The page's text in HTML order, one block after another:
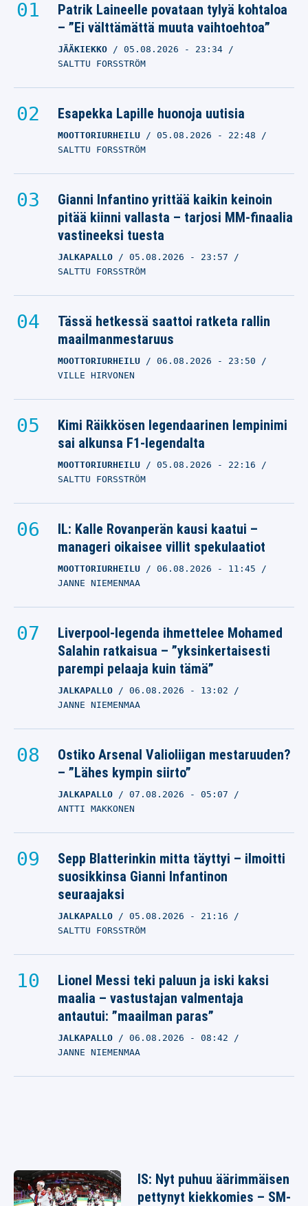
Patrik Laineelle povataan tylyä kohtaloa
– ”Ei välttämättä muuta vaihtoehtoa”
JÄÄKIEKKO 05.08.2026 - 23:34
SALTTU FORSSTRÖM
Esapekka Lapille huonoja uutisia
MOOTTORIURHEILU 05.08.2026 - 22:48
SALTTU FORSSTRÖM
Gianni Infantino yrittää kaikin keinoin
pitää kiinni vallasta – tarjosi MM-finaalia
vastineeksi tuesta
JALKAPALLO 05.08.2026 - 23:57
SALTTU FORSSTRÖM
Tässä hetkessä saattoi ratketa rallin
maailmanmestaruus
MOOTTORIURHEILU 06.08.2026 - 23:50
VILLE HIRVONEN
Kimi Räikkösen legendaarinen lempinimi
sai alkunsa F1-legendalta
MOOTTORIURHEILU 05.08.2026 - 22:16
SALTTU FORSSTRÖM
IL: Kalle Rovanperän kausi kaatui –
manageri oikaisee villit spekulaatiot
MOOTTORIURHEILU 06.08.2026 - 11:45
JANNE NIEMENMAA
Liverpool-legenda ihmettelee Mohamed
Salahin ratkaisua – ”yksinkertaisesti
parempi pelaaja kuin tämä”
JALKAPALLO 06.08.2026 - 13:02
JANNE NIEMENMAA
Ostiko Arsenal Valioliigan mestaruuden?
– ”Lähes kympin siirto”
JALKAPALLO 07.08.2026 - 05:07
ANTTI MAKKONEN
Sepp Blatterinkin mitta täyttyi – ilmoitti
suosikkinsa Gianni Infantinon
seuraajaksi
JALKAPALLO 05.08.2026 - 21:16
SALTTU FORSSTRÖM
Lionel Messi teki paluun ja iski kaksi
maalia – vastustajan valmentaja
antautui: ”maailman paras”
JALKAPALLO 06.08.2026 - 08:42
JANNE NIEMENMAA
IS: Nyt puhuu äärimmäisen
pettynyt kiekkomies – SM-